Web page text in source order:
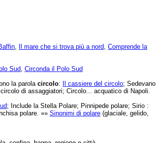
Il mare che si trova più a nord Comprende la
Sud Circonda il Polo Sud
la parola circolo: Il cassiere del circolo; Sedevano
di assaggiatori; Circolo... acquatico di Napoli.
; Include la Stella Polare; Pinnipede polare; Sirio :
polare. »» Sinonimi di polare (glaciale, gelido,